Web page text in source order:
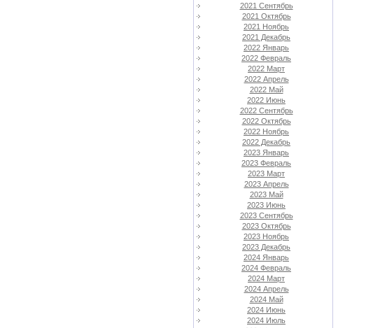
2021 Сентябрь
2021 Октябрь
2021 Ноябрь
2021 Декабрь
2022 Январь
2022 Февраль
2022 Март
2022 Апрель
2022 Май
2022 Июнь
2022 Сентябрь
2022 Октябрь
2022 Ноябрь
2022 Декабрь
2023 Январь
2023 Февраль
2023 Март
2023 Апрель
2023 Май
2023 Июнь
2023 Сентябрь
2023 Октябрь
2023 Ноябрь
2023 Декабрь
2024 Январь
2024 Февраль
2024 Март
2024 Апрель
2024 Май
2024 Июнь
2024 Июль